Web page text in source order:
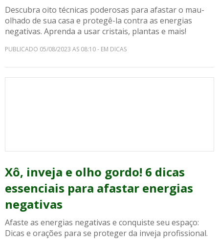
Descubra oito técnicas poderosas para afastar o mau-
olhado de sua casa e protegê-la contra as energias
negativas. Aprenda a usar cristais, plantas e mais!
PUBLICADO 05/08/2023 AS 08:10 - EM DICAS
Xô, inveja e olho gordo! 6 dicas
essenciais para afastar energias
negativas
Afaste as energias negativas e conquiste seu espaço:
Dicas e orações para se proteger da inveja profissional.